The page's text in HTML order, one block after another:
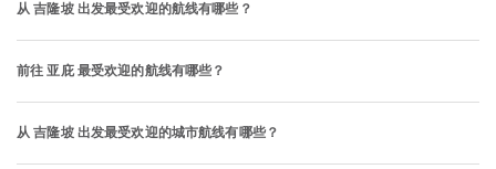
从 吉隆坡 出发最受欢迎的航线有哪些？
前往 亚庇 最受欢迎的航线有哪些？
从 吉隆坡 出发最受欢迎的城市航线有哪些？